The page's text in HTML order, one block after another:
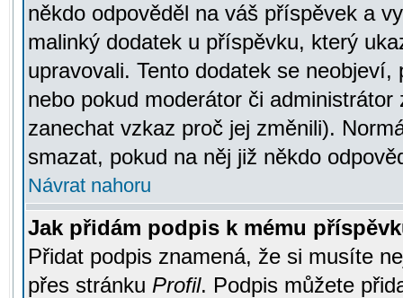
někdo odpověděl na váš příspěvek a
malinký dodatek u příspěvku, který
upravovali. Tento dodatek se
nebo pokud moderátor či
zanechat vzkaz proč jej změnili).
smazat, pokud na něj již někdo
Návrat nahoru
Jak přidám podpis k mému
Přidat podpis znamená, že si musíte
přes stránku Profil. Podpis můžete